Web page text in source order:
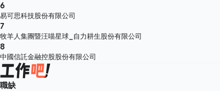
6
易可思科技股份有限公司
7
牧羊人集團暨汪喵星球_自力耕生股份有限公司
8
中國信託金融控股股份有限公司
職缺